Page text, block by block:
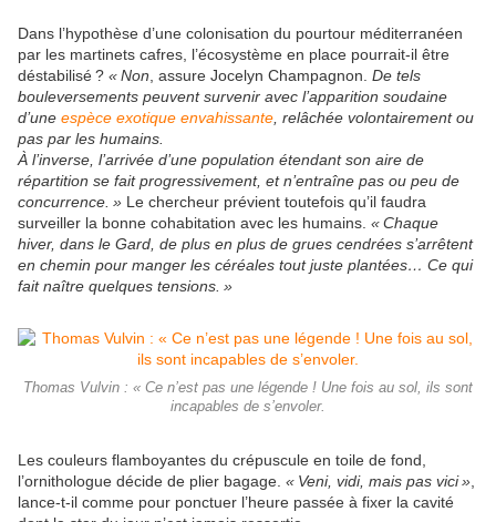
Dans l’hypothèse d’une colonisation du pourtour méditerranéen
par les martinets cafres, l’écosystème en place pourrait-il être
déstabilisé? «Non , assure Jocelyn Champagnon. De tels
bouleversements peuvent survenir avec l’apparition soudaine
d’une espèce exotique envahissante , relâchée volontairement ou
pas par les humains.
À l’inverse, l’arrivée d’une population étendant son aire de
répartition se fait progressivement, et n’entraîne pas ou peu de
concurrence. » Le chercheur prévient toutefois qu’il faudra
surveiller la bonne cohabitation avec les humains. «Chaque
hiver, dans le Gard, de plus en plus de grues cendrées s’arrêtent
en chemin pour manger les céréales tout juste plantées… Ce qui
fait naître quelques tensions. »
Thomas Vulvin : « Ce n’est pas une légende ! Une fois au sol, ils sont
incapables de s’envoler.
Les couleurs flamboyantes du crépuscule en toile de fond,
l’ornithologue décide de plier bagage. « Veni, vidi, mais pas vici»
lance-t-il comme pour ponctuer l’heure passée à fixer la cavité